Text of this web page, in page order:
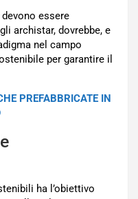
essere
archistar, dovrebbe, e
nel campo
per garantire il
PREFABBRICATE IN
ha l’obiettivo